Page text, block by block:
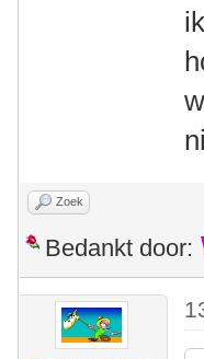
Zoek
Bedankt door: